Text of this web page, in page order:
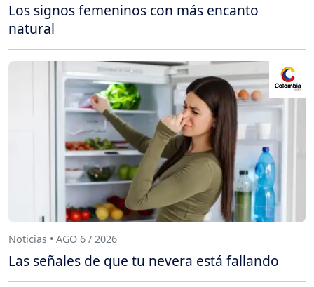
Los signos femeninos con más encanto
natural
Noticias • AGO 6 / 2026
Las señales de que tu nevera está fallando